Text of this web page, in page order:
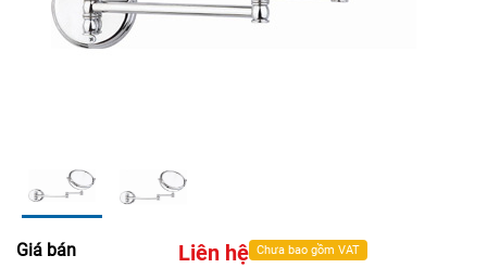
Giá bán Liên hệ Chưa bao gồm VAT